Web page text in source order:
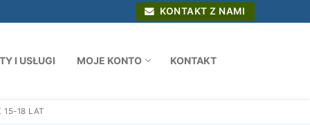
KONTAKT Z NAMI
I USŁUGI MOJE KONTO KONTAKT
15-18 LAT